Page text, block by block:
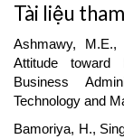
Article
Details
Tài liệu
Ashmawy, M.E.,
Attitude toward
Business
Technology and
Bamoriya, H.,